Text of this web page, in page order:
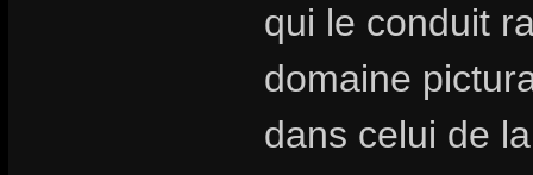
qui le conduit
domaine
dans celui de